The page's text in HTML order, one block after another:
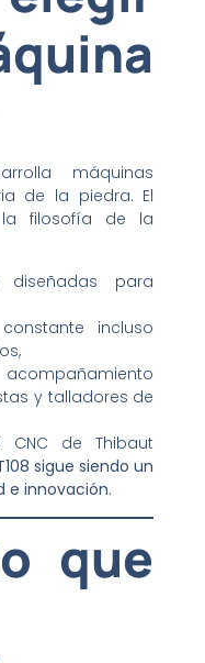
máquinas
de la piedra. El
la filosofía de la
diseñadas para
incluso
y talladores de
de Thibaut
sigue siendo un
e innovación.
que